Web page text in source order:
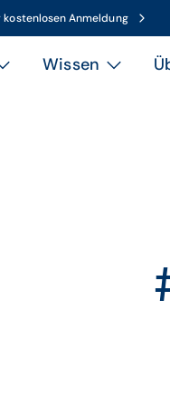
kostenlosen Anmeldung
Wissen